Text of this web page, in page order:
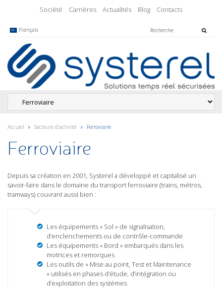
Société Carrières Actualités Blog Contacts
Français
Accueil Secteurs d’activité Ferroviaire
Ferroviaire
Depuis sa création en 2001, Systerel a développé et capitalisé un
savoir-faire dans le domaine du transport ferroviaire (trains, métros,
tramways) couvrant aussi bien :
Les équipements « Sol » de signalisation,
d’enclenchements ou de contrôle-commande
Les équipements « Bord » embarqués dans les
motrices et remorques
Les outils de « Mise au point, Test et Maintenance
» utilisés en phases d’étude, d’intégration ou
d’exploitation des systèmes